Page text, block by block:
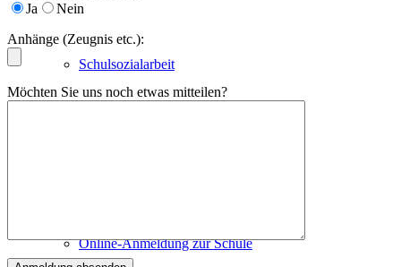
Schulsozialarbeit
Online-Anmeldung zur Schule
Ja
Nein
Anhänge (Zeugnis etc.):
Möchten Sie uns noch etwas mitteilen?